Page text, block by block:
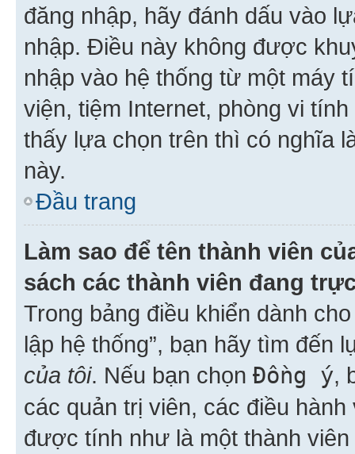
đăng nhập, hãy đánh dấu vào
nhập. Điều này không được
nhập vào hệ thống từ một máy
viện, tiệm Internet, phòng vi
thấy lựa chọn trên thì có nghĩa
này.
Đầu trang
Làm sao để tên thành viên
sách các thành viên đang
Trong bảng điều khiển dành
lập hệ thống”, bạn hãy tìm đến
của tôi. Nếu bạn chọn Đồng ý,
các quản trị viên, các điều
được tính như là một thành viên